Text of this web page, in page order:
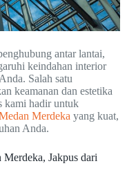
antar lantai,
keindahan interior
Salah satu
keamanan dan estetika
kami hadir untuk
Merdeka yang kuat,
Anda.
Jakpus dari